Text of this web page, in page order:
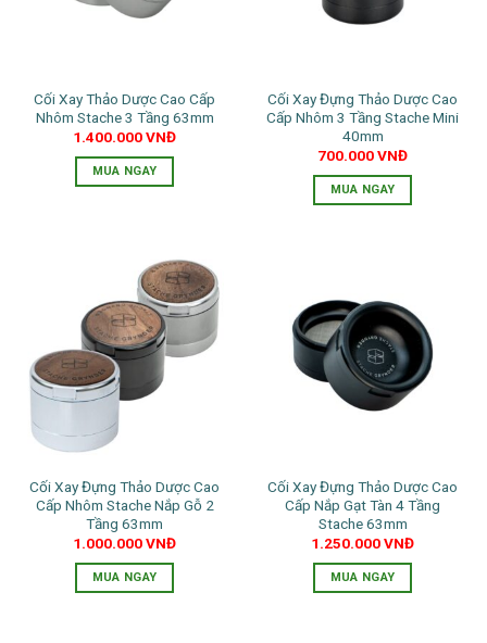
tùy
được
chọn
trên
trang
tùy
được
chọn
trên
sản
Cối Xay Thảo Dược Cao Cấp
Nhôm Stache 3 Tầng 63mm
1.400.000VNĐ
MUA NGAY
nhiều
biến
thể.
Các
chọn
chọn
trên
trang
sản
phẩm
Cối Xay Đựng Thảo Dược Cao
Cấp Nhôm 3 Tầng Stache Mini
40mm
700.000VNĐ
MUA NGAY
Cối Xay Đựng Thảo Dược Cao
Cấp Nhôm Stache Nắp Gỗ 2
Tầng 63mm
1.000.000VNĐ
MUA NGAY
Cối Xay Đựng Thảo Dược Cao
Cấp Nắp Gạt Tàn 4 Tầng
Stache 63mm
1.250.000VNĐ
MUA NGAY